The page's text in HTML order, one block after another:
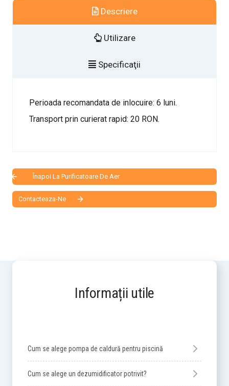
Descriere
Utilizare
Specificaţii
Perioada recomandata de inlocuire: 6 luni.
Transport prin curierat rapid: 20 RON.
Înapoi La Purificatoare De Aer
Contacteaza-Ne
Informații utile
Cum se alege pompa de caldură pentru piscină
Cum se alege un dezumidificator potrivit?